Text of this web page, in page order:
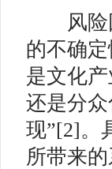
风险因
的不确
是文化
还是分
现”[2]。
所带来